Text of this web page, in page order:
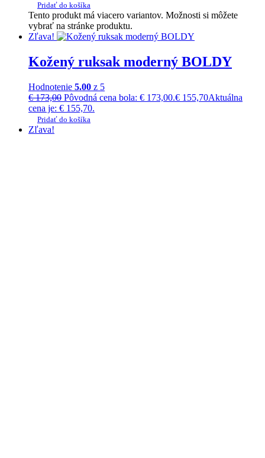
Pridať do košíka
Tento produkt má viacero variantov. Možnosti si môžete
vybrať na stránke produktu.
Zľava!
Kožený ruksak moderný BOLDY
Hodnotenie 5.00 z 5
€173,00 Pôvodná cena bola: € 173,00.€ 155,70Aktuálna
cena je: € 155,70.
Pridať do košíka
Zľava!